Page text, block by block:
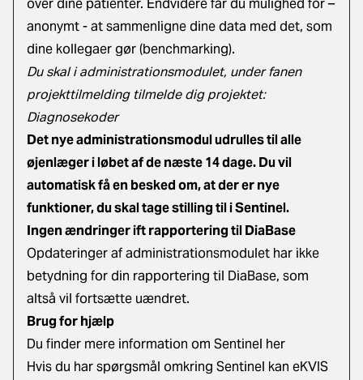
over dine patienter. Endvidere får du mulighed for –
anonymt - at sammenligne dine data med det, som
dine kollegaer gør (benchmarking).
Du skal i administrationsmodulet, under fanen
projekttilmelding tilmelde dig projektet:
Diagnosekoder
Det nye administrationsmodul udrulles til alle
øjenlæger i løbet af de næste 14 dage. Du vil
automatisk få en besked om, at der er nye
funktioner, du skal tage stilling til i Sentinel.
Ingen ændringer ift rapportering til DiaBase
Opdateringer af administrationsmodulet har ikke
betydning for din rapportering til DiaBase, som
altså vil fortsætte uændret.
Brug for hjælp
Du finder mere information om Sentinel her
Hvis du har spørgsmål omkring Sentinel kan eKVIS